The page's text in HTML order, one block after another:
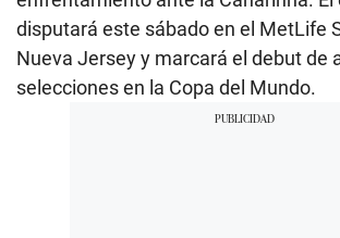
disputará este sábado en el MetLife
Nueva Jersey y marcará el debut de
selecciones en la Copa del Mundo.